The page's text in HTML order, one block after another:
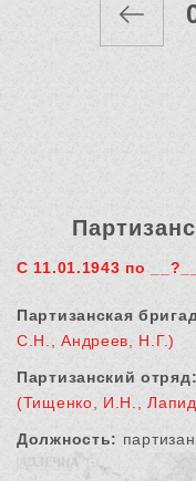
С 11.01.1943 по __?__
Партизанская
С.Н., Андреев, Н.Г.)
Партизанский отряд:
(Тищенко, И.Н.,
Должность: партизан